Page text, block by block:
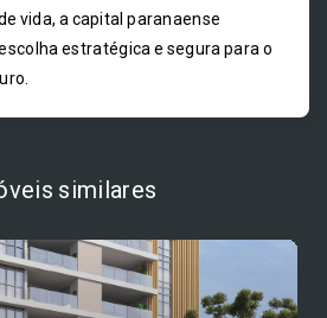
vida, a capital paranaense
estratégica e segura para o
similares